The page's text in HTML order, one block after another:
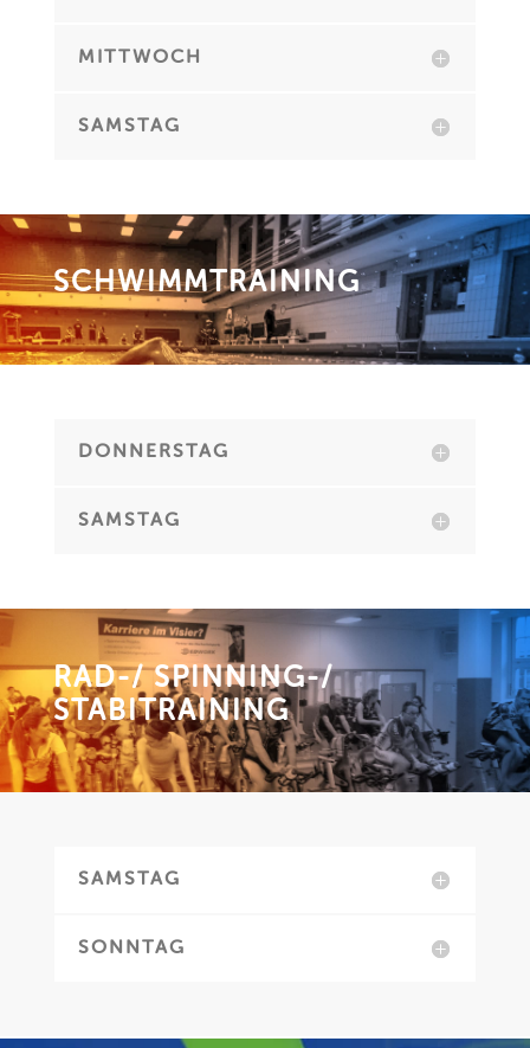
MITTWOCH
SAMSTAG
SCHWIMMTRAINING
DONNERSTAG
SAMSTAG
RAD-/ SPINNING-/
STABITRAINING
SAMSTAG
SONNTAG